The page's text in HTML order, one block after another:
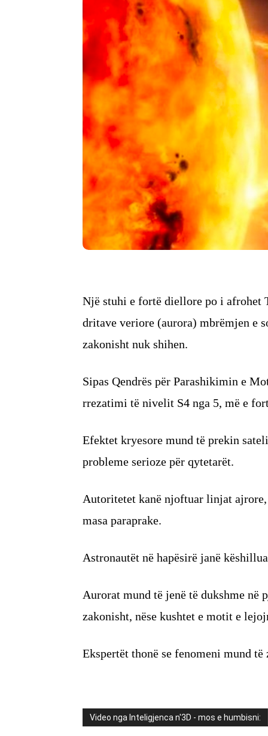
Një stuhi e fortë diellore po i afrohet
dritave veriore (aurora) mbrëmjen e
zakonisht nuk shihen.
Sipas Qendrës për Parashikimin e
rrezatimi të nivelit S4 nga 5, më e
Efektet kryesore mund të prekin
probleme serioze për qytetarët.
Autoritetet kanë njoftuar linjat
masa paraprake.
Astronautët në hapësirë janë
Aurorat mund të jenë të dukshme në
zakonisht, nëse kushtet e motit e
Ekspertët thonë se fenomeni mund
Video nga Inteligjenca n'3D - mos e humbisni: